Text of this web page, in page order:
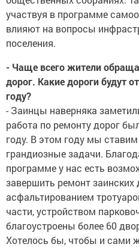
участвуя в программе
влияют на вопросы
поселения.
- Чаще всего жители
дорог. Какие дороги будут
году?
- Заинцы наверняка
работа по ремонту дорог
году. В этом году мы
грандиозные задачи.
программе у нас есть
завершить ремонт заинских
асфальтированием
части, устройством
благоустроены более 60
Хотелось бы, чтобы и сами